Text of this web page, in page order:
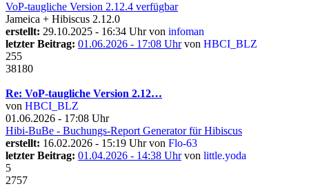
VoP-taugliche Version 2.12.4 verfügbar
Jameica + Hibiscus 2.12.0
erstellt: 29.10.2025 - 16:34 Uhr von infoman
letzter Beitrag: 01.06.2026 - 17:08 Uhrvon HBCI_BLZ
255
38180
Re: VoP-taugliche Version 2.12…
von HBCI_BLZ
01.06.2026 - 17:08 Uhr
Hibi-BuBe - Buchungs-Report Generator für Hibiscus
erstellt: 16.02.2026 - 15:19 Uhr von Flo-63
letzter Beitrag: 01.04.2026 - 14:38 Uhrvon little.yoda
5
2757